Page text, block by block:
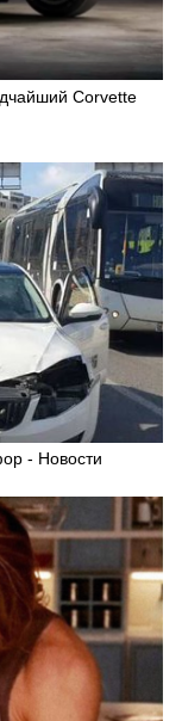
Corvette
- Новости